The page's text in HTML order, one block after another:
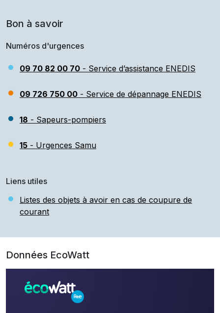
Bon à savoir
Numéros d'urgences
09 70 82 00 70 - Service d’assistance ENEDIS
09 726 750 00 - Service de dépannage ENEDIS
18 - Sapeurs-pompiers
15 - Urgences Samu
Liens utiles
Listes des objets à avoir en cas de coupure de
courant
Données EcoWatt